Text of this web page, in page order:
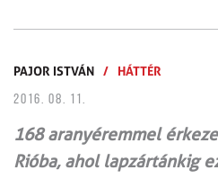
PAJOR ISTVÁN / HÁTTÉR
2016. 08. 11.
168 aranyéremmel
Rióba, ahol lapzártánkig